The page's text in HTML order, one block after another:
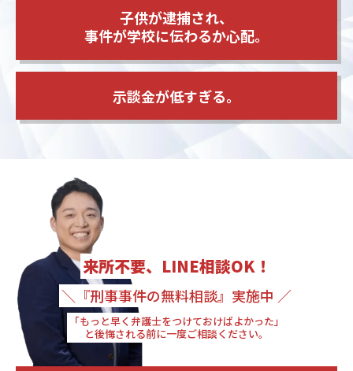
子供が逮捕され、
事件が学校に伝わるか心配。
示談金が低すぎる。
来所不要、LINE相談OK！
＼『刑事事件の無料相談』実施中 ／
「もっと早く弁護士をつけておけばよかった」
と後悔される前に一度ご相談ください。